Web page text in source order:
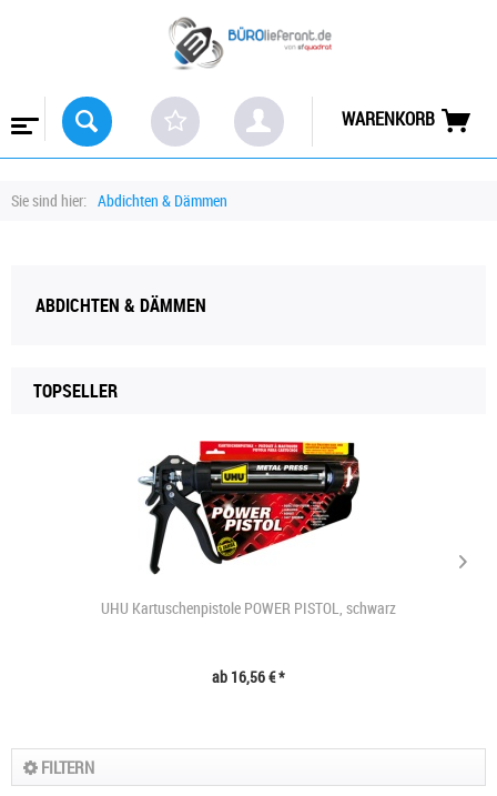
WARENKORB
Sie sind hier: Abdichten & Dämmen
ABDICHTEN & DÄMMEN
TOPSELLER
UHU Kartuschenpistole POWER PISTOL, schwarz
ab 16,56 € *
FILTERN